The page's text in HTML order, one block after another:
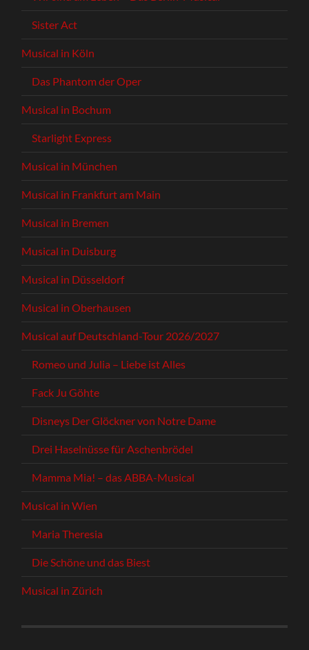
Sister Act
Musical in Köln
Das Phantom der Oper
Musical in Bochum
Starlight Express
Musical in München
Musical in Frankfurt am Main
Musical in Bremen
Musical in Duisburg
Musical in Düsseldorf
Musical in Oberhausen
Musical auf Deutschland-Tour 2026/2027
Romeo und Julia – Liebe ist Alles
Fack Ju Göhte
Disneys Der Glöckner von Notre Dame
Drei Haselnüsse für Aschenbrödel
Mamma Mia! – das ABBA-Musical
Musical in Wien
Maria Theresia
Die Schöne und das Biest
Musical in Zürich